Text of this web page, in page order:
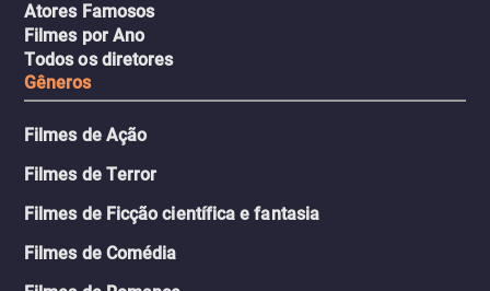
Atores Famosos
Filmes por Ano
Todos os diretores
Gêneros
Filmes de Ação
Filmes de Terror
Filmes de Ficção científica e fantasia
Filmes de Comédia